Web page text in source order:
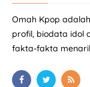
Omah Kpop
profil, biodata idol
fakta-fakta